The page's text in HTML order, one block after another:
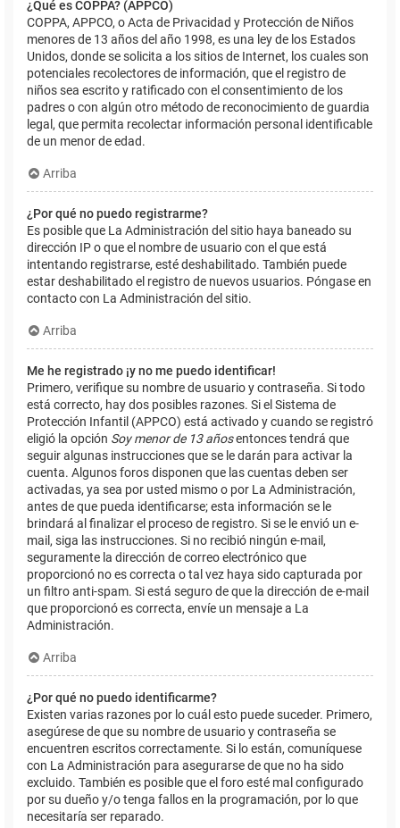
¿Qué es COPPA? (APPCO)
COPPA, APPCO, o Acta de Privacidad y Protección de Niños
menores de 13 años del año 1998, es una ley de los Estados
Unidos, donde se solicita a los sitios de Internet, los cuales son
potenciales recolectores de información, que el registro de
niños sea escrito y ratificado con el consentimiento de los
padres o con algún otro método de reconocimiento de guardia
legal, que permita recolectar información personal identificable
de un menor de edad.
Arriba
¿Por qué no puedo registrarme?
Es posible que La Administración del sitio haya baneado su
dirección IP o que el nombre de usuario con el que está
intentando registrarse, esté deshabilitado. También puede
estar deshabilitado el registro de nuevos usuarios. Póngase en
contacto con La Administración del sitio.
Arriba
Me he registrado ¡y no me puedo identificar!
Primero, verifique su nombre de usuario y contraseña. Si todo
está correcto, hay dos posibles razones. Si el Sistema de
Protección Infantil (APPCO) está activado y cuando se registró
eligió la opción Soy menor de 13 añosentonces tendrá que
seguir algunas instrucciones que se le darán para activar la
cuenta. Algunos foros disponen que las cuentas deben ser
activadas, ya sea por usted mismo o por La Administración,
antes de que pueda identificarse; esta información se le
brindará al finalizar el proceso de registro. Si se le envió un e-
mail, siga las instrucciones. Si no recibió ningún e-mail,
seguramente la dirección de correo electrónico que
proporcionó no es correcta o tal vez haya sido capturada por
un filtro anti-spam. Si está seguro de que la dirección de e-mail
que proporcionó es correcta, envíe un mensaje a La
Administración.
Arriba
¿Por qué no puedo identificarme?
Existen varias razones por lo cuál esto puede suceder. Primero,
asegúrese de que su nombre de usuario y contraseña se
encuentren escritos correctamente. Si lo están, comuníquese
con La Administración para asegurarse de que no ha sido
excluido. También es posible que el foro esté mal configurado
por su dueño y/o tenga fallos en la programación, por lo que
necesitaría ser reparado.